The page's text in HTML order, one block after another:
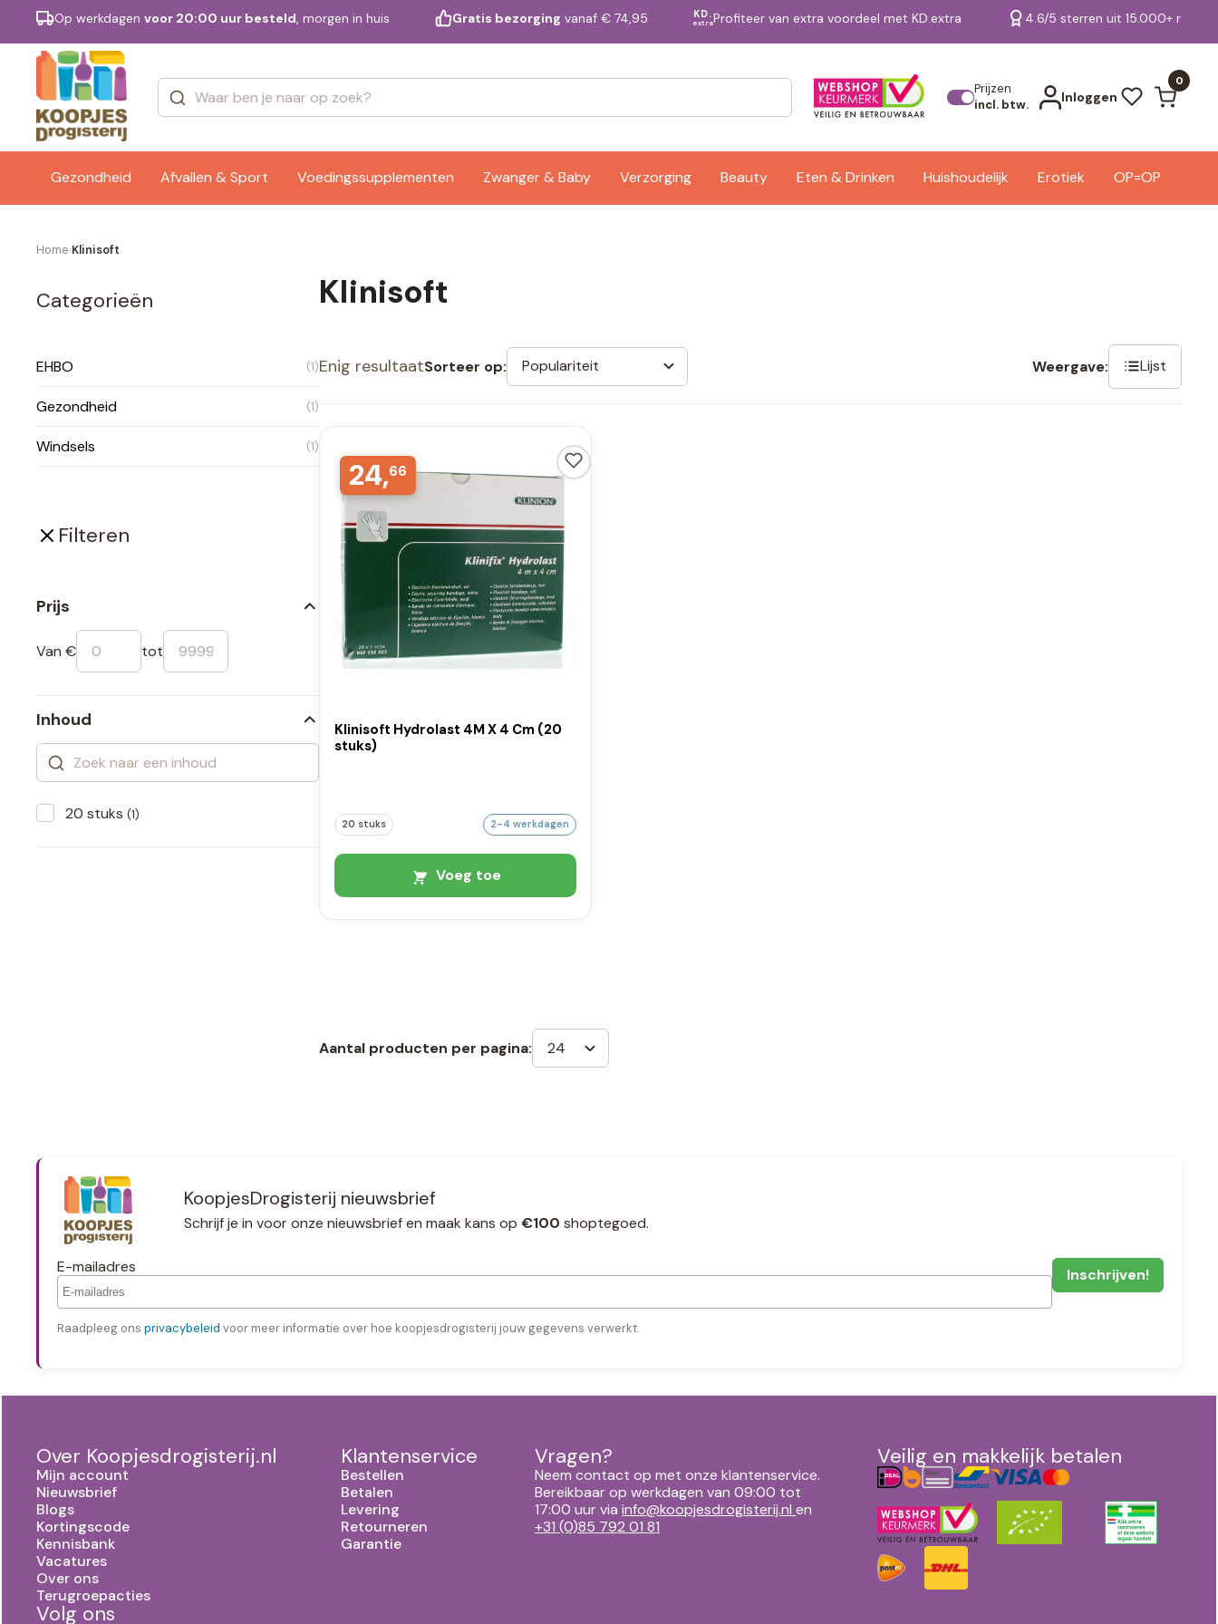
Op werkdagen voor 20:00 uur besteld, morgen in huis Gratis bezorging vanaf € 74,95 KD.
extraProfiteer van extra voordeel met KD.extra 4.6/5 sterren uit 15.000+
Prijzen
incl. btw.
Inloggen
0
Gezondheid Afvallen & Sport Voedingssupplementen Zwanger & Baby Verzorging Beauty Eten & Drinken Huishoudelijk Erotiek OP=OP
Merken Bekijk alle resultaten
Home›Klinisoft
Categorieën
EHBO (1)
Gezondheid (1)
Windsels (1)
Filteren
Prijs
Van € tot
Inhoud
20 stuks (1)
Klinisoft
Enig resultaatSorteer op: Populariteit Weergave: Lijst
24,66
Klinisoft Hydrolast 4M X 4 Cm (20
stuks)
20 stuks 2-4 werkdagen
Voeg toe
Aantal producten per pagina: 24
KoopjesDrogisterij nieuwsbrief
Schrijf je in voor onze nieuwsbrief en maak kans op €100 shoptegoed.
E-mailadres
Raadpleeg ons privacybeleid voor meer informatie over hoe koopjesdrogisterij jouw gegevens verwerkt.
Over Koopjesdrogisterij.nl
Mijn account
Nieuwsbrief
Blogs
Kortingscode
Kennisbank
Vacatures
Over ons
Terugroepacties
Volg ons
Klantenservice
Bestellen
Betalen
Levering
Retourneren
Garantie
Vragen?
Neem contact op met onze klantenservice.
Bereikbaar op werkdagen van 09:00 tot
17:00 uur via info@koopjesdrogisterij.nl en
+31 (0)85 792 01 81
Veilig en makkelijk betalen